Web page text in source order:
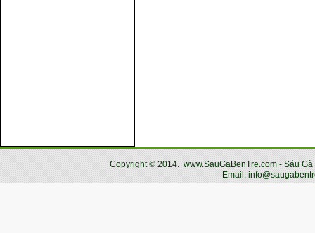
Copyright© 2014. www.SauGaBenTre.com - Sáu
Email: